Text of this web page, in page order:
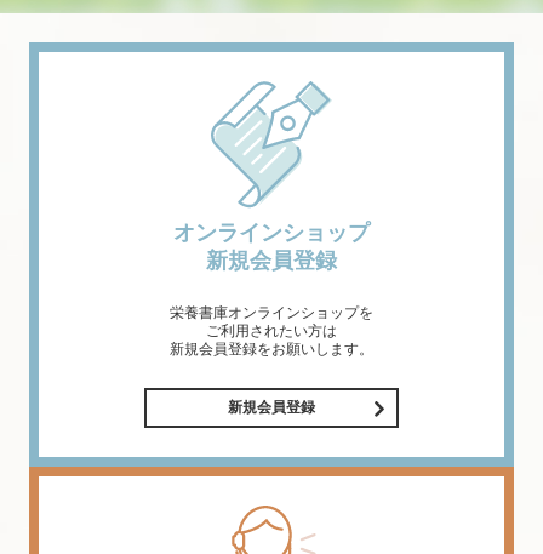
オンラインショップ
新規会員登録
栄養書庫オンラインショップを
ご利用されたい方は
新規会員登録をお願いします。
新規会員登録